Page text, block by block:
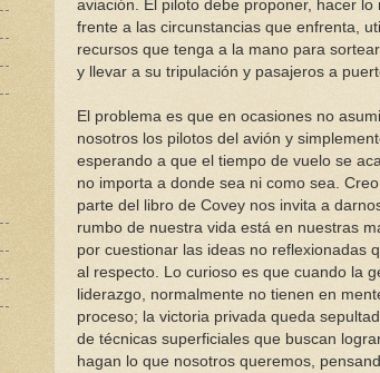
aviación. El piloto debe proponer, hacer lo
frente a las circunstancias que enfrenta,
recursos que tenga a la mano para
y llevar a su tripulación y pasajeros a
El problema es que en ocasiones no
nosotros los pilotos del avión y
esperando a que el tiempo de vuelo se
no importa a donde sea ni como sea.
parte del libro de Covey nos invita a
rumbo de nuestra vida está en nuestras
por cuestionar las ideas no reflexionadas
al respecto. Lo curioso es que cuando la
liderazgo, normalmente no tienen en
proceso; la victoria privada queda
de técnicas superficiales que buscan
hagan lo que nosotros queremos,